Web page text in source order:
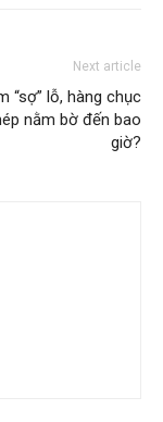
Next article
“sợ” lỗ, hàng chục
nằm bờ đến bao
giờ?